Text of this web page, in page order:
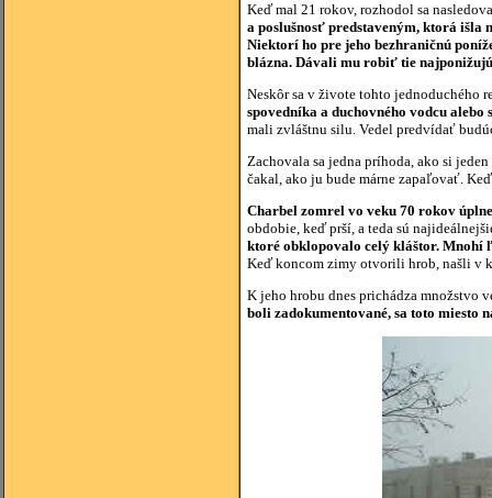
Keď mal 21 rokov, rozhodol sa
a poslušnosť predstaveným, ktorá išla
Niektorí ho pre jeho bezhraničnú
blázna. Dávali mu robiť tie
Neskôr sa v živote tohto jednoduchého
spovedníka a duchovného vodcu
mali zvláštnu silu. Vedel predvídať
Zachovala sa jedna príhoda, ako si
čakal, ako ju bude márne zapaľovať.
Charbel zomrel vo veku 70 rokov
obdobie, keď prší, a teda sú
ktoré obklopovalo celý kláštor. Mnohí
Keď koncom zimy otvorili hrob, našli v
K jeho hrobu dnes prichádza množstvo
boli zadokumentované, sa toto miesto